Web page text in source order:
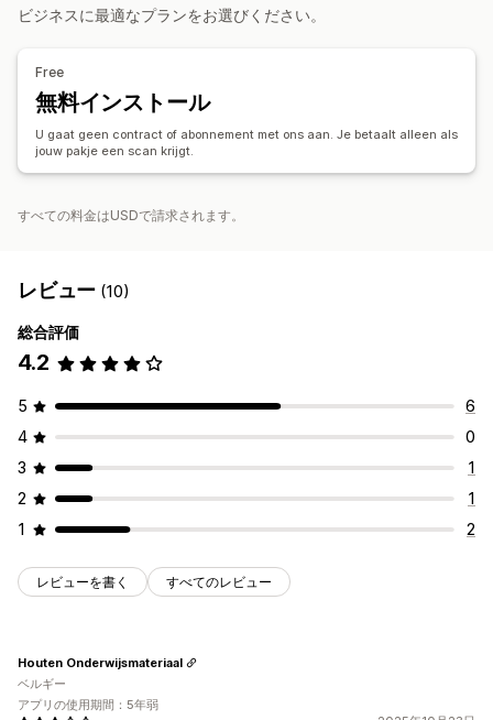
メール通知
注文の更新
ビジネスに最適なプランをお選びください。
Free
無料インストール
U gaat geen contract of abonnement met ons aan. Je betaalt alleen als
jouw pakje een scan krijgt.
すべての料金はUSDで請求されます。
レビュー (10)
総合評価
4.2
5
6
4
0
3
1
2
1
1
2
レビューを書く すべてのレビュー
Houten Onderwijsmateriaal
ベルギー
アプリの使用期間：5年弱